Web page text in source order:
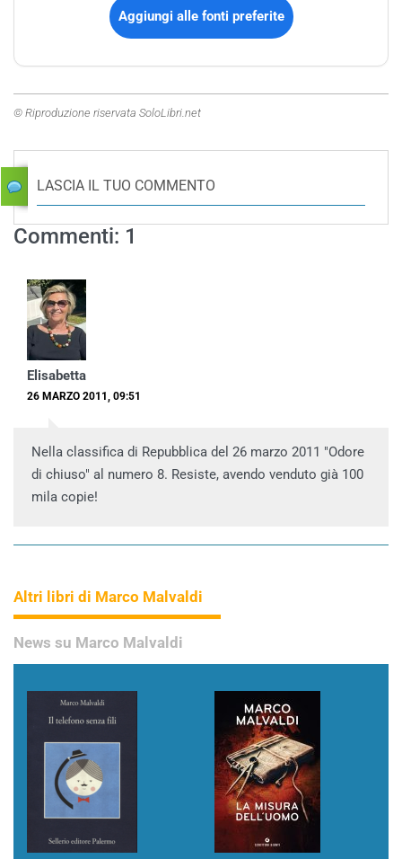
Aggiungi alle fonti preferite
© Riproduzione riservata SoloLibri.net
LASCIA IL TUO COMMENTO
Commenti: 1
Elisabetta
26 MARZO 2011, 09:51
Nella classifica di Repubblica del 26 marzo 2011 "Odore
di chiuso" al numero 8. Resiste, avendo venduto già 100
mila copie!
Altri libri di Marco Malvaldi
News su Marco Malvaldi